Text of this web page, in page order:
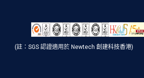
(註：SGS 認證適用於 Newtech 創建科技香港)